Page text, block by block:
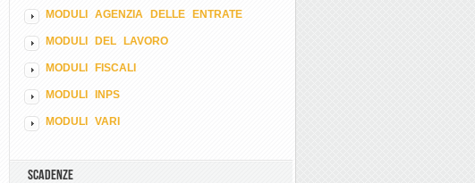
MODULI AGENZIA DELLE ENTRATE
MODULI DEL LAVORO
MODULI FISCALI
MODULI INPS
MODULI VARI
SCADENZE